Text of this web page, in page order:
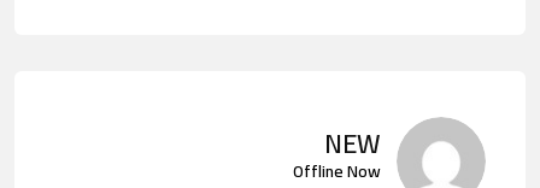
NEW
Offline Now